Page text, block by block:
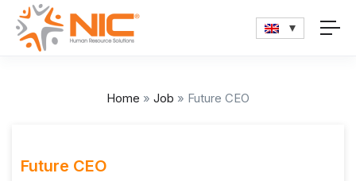
Home » Job » Future CEO
Future CEO